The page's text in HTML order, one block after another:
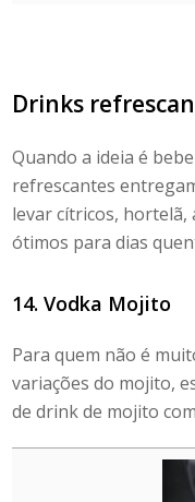
Drinks
Quando a ideia é
refrescantes
levar cítricos, hortelã,
ótimos para dias
14. Vodka Mojito
Para quem não é
variações do mojito,
dedrink de mojito